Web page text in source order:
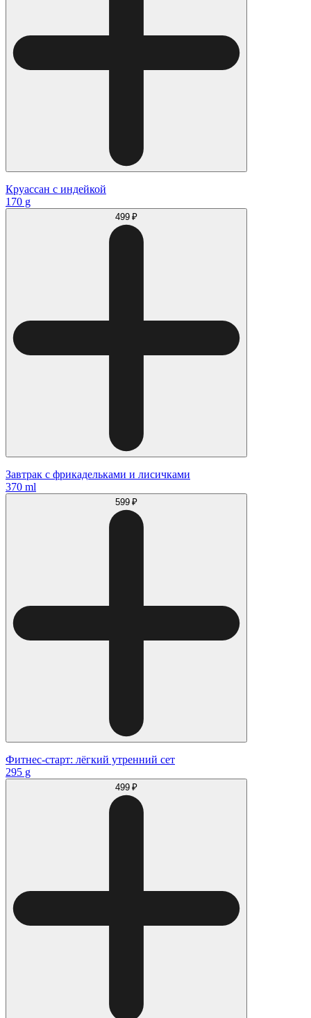
Круассан с индейкой
170 g
499 ₽
Завтрак с фрикадельками и лисичками
370 ml
599 ₽
Фитнес-старт: лёгкий утренний сет
295 g
499 ₽